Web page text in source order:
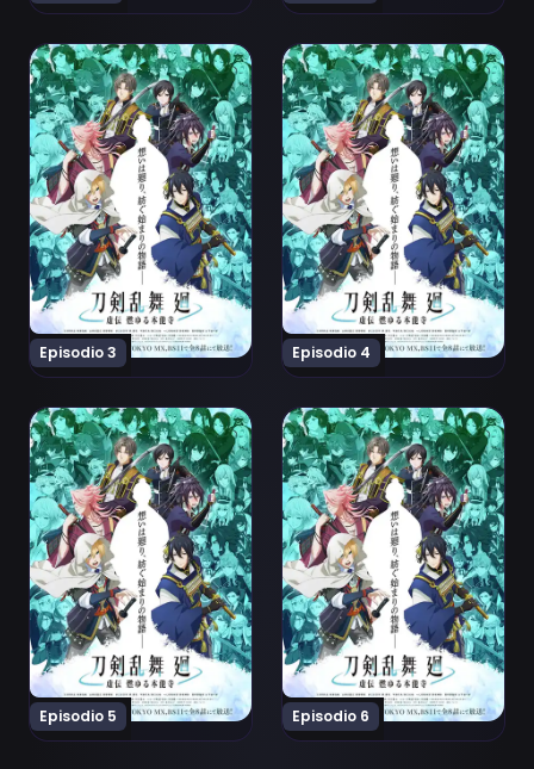
Episodio 3
Ver Touken Ranbu Kai: Kyoden Moyuru Honnouji
Episodio 4
Ver Touken Ranbu Kai:
Episodio 5
Ver Touken Ranbu Kai: Kyoden Moyuru Honnouji
Episodio 6
Ver Touken Ranbu Kai: